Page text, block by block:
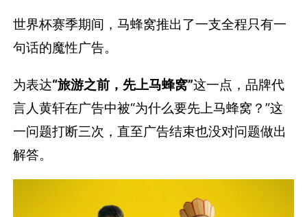
世界杯赛季期间，马蜂窝推出了一支全程只有一
句话的魔性广告。
为表达“旅游之前，先上马蜂窝”这一点，品牌代
言人黄轩在广告中被“为什么要先上马蜂窝？”这
一问题打断三次，直至广告结束也没对问题做出
解答。